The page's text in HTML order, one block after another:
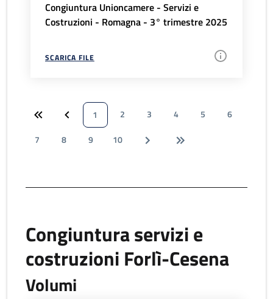
Congiuntura Unioncamere - Servizi e
Costruzioni - Romagna - 3° trimestre 2025
SCARICA FILE
1 2 3 4 5
6
7
8 9 10
Congiuntura servizi e
costruzioni Forlì-Cesena
Volumi